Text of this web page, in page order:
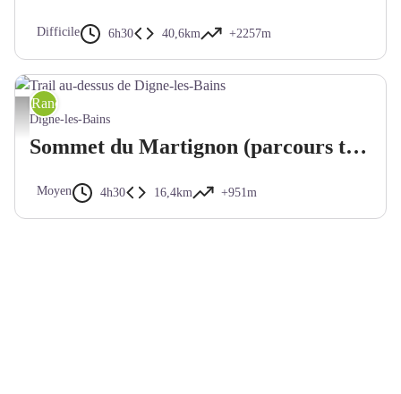
Difficile 6h30 40,6km +2257m
Trail au-dessus de Digne-les-Bains - FE - CD Alpes de Haute-Provence
Randonnée trail
Digne-les-Bains
Sommet du Martignon (parcours trail n°4)
Moyen 4h30 16,4km +951m